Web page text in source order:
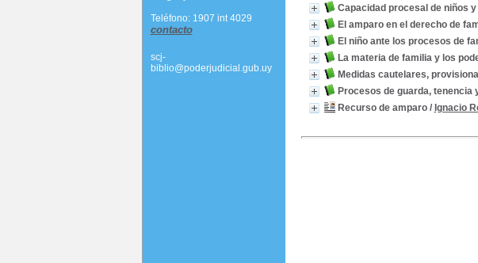
Capacidad procesal de niños
El amparo en el derecho de
El niño ante los procesos de
La materia de familia y los
Medidas cautelares,
Procesos de guarda, tenencia
Recurso de amparo/ Ignacio
Teléfono: 1907 int 4029
contacto
scj-
biblio@poderjudicial.gub.uy